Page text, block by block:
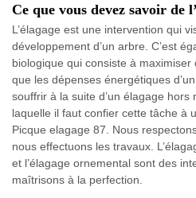
Ce que vous devez savoir de
L’élagage est une intervention qui
développement d’un arbre. C’est
biologique qui consiste à
que les dépenses énergétiques
souffrir à la suite d’un élagage hors
laquelle il faut confier cette tâche à
Picque elagage 87. Nous
nous effectuons les travaux.
et l’élagage ornemental sont des
maîtrisons à la perfection.